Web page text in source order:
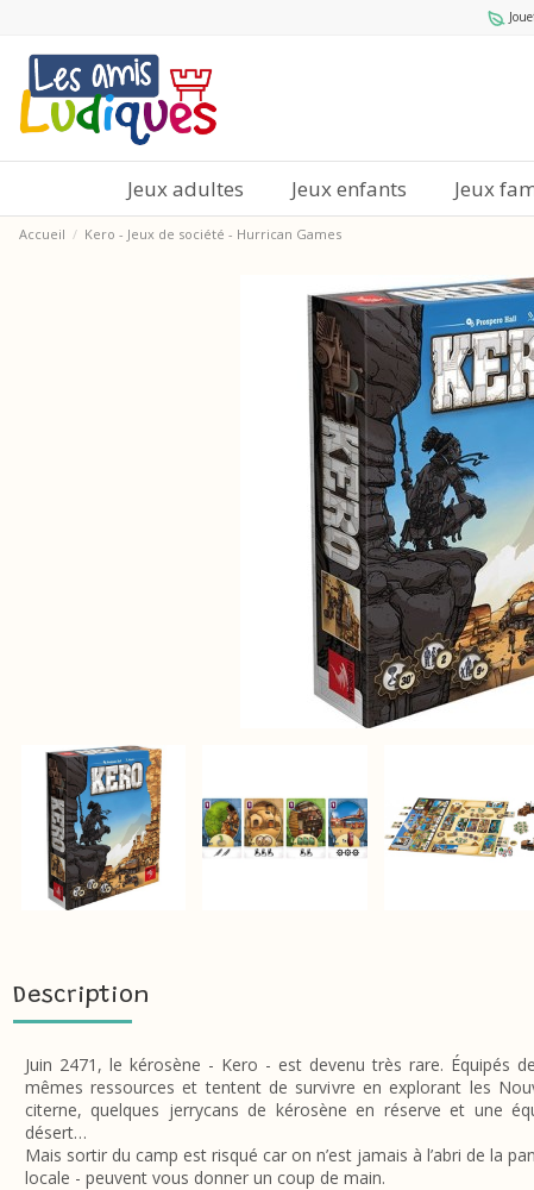
Jeux adultes Jeux enfants Jeux
Accueil Kero - Jeux de société - Hurrican Games
Description
Juin 2471, le kérosène - Kero - est devenu très rare. Équipés
mêmes ressources et tentent de survivre en explorant les
citerne, quelques jerrycans de kérosène en réserve et une
désert…
Mais sortir du camp est risqué car on n’est jamais à l’abri de la
locale - peuvent vous donner un coup de main.